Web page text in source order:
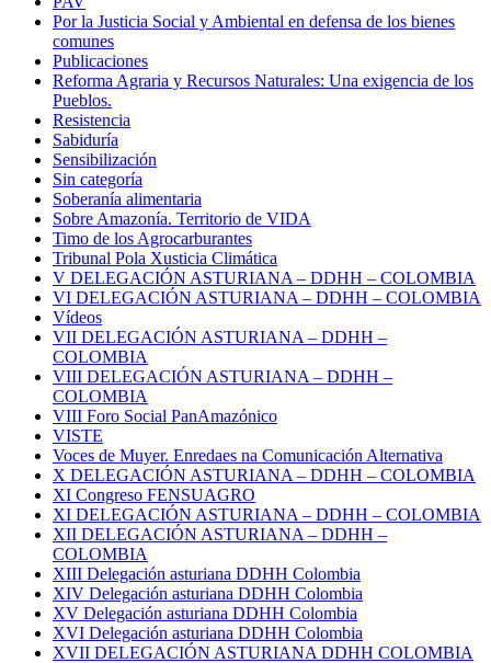
Por la Justicia Social y Ambiental en defensa de los bienes
comunes
Publicaciones
Reforma Agraria y Recursos Naturales: Una exigencia de los
Pueblos.
Resistencia
Sabiduría
Sensibilización
Sin categoría
Soberanía alimentaria
Sobre Amazonía. Territorio de VIDA
Timo de los Agrocarburantes
Tribunal Pola Xusticia Climática
V DELEGACIÓN ASTURIANA – DDHH – COLOMBIA
VI DELEGACIÓN ASTURIANA – DDHH – COLOMBIA
Vídeos
VII DELEGACIÓN ASTURIANA – DDHH –
COLOMBIA
VIII DELEGACIÓN ASTURIANA – DDHH –
COLOMBIA
VIII Foro Social PanAmazónico
VISTE
Voces de Muyer. Enredaes na Comunicación Alternativa
X DELEGACIÓN ASTURIANA – DDHH – COLOMBIA
XI Congreso FENSUAGRO
XI DELEGACIÓN ASTURIANA – DDHH – COLOMBIA
XII DELEGACIÓN ASTURIANA – DDHH –
COLOMBIA
XIII Delegación asturiana DDHH Colombia
XIV Delegación asturiana DDHH Colombia
XV Delegación asturiana DDHH Colombia
XVI Delegación asturiana DDHH Colombia
XVII DELEGACIÓN ASTURIANA DDHH COLOMBIA